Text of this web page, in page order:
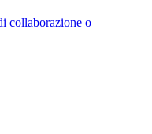
collaborazione o